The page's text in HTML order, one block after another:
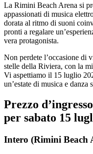
La Rimini Beach Arena si
appassionati di musica
dorata al ritmo di suoni
pronti a regalare
vera protagonista.
Non perdete l’occasione di
stelle della Riviera, con la
Vi aspettiamo il 15 luglio
un’estate di musica e danza
Prezzo d’ingresso
per sabato 15
Intero (Rimini Beach